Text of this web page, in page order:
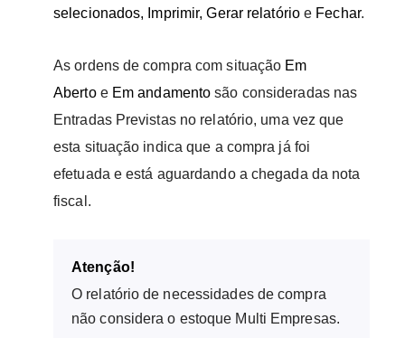
selecionados, Imprimir, Gerar relatórioe Fechar.
As ordens de compra com situação Em
Abertoe Em andamento são consideradas nas
Entradas Previstas no relatório, uma vez que
esta situação indica que a compra já foi
efetuada e está aguardando a chegada da nota
fiscal.
Atenção!
O relatório de necessidades de compra
não considera o estoque Multi Empresas.